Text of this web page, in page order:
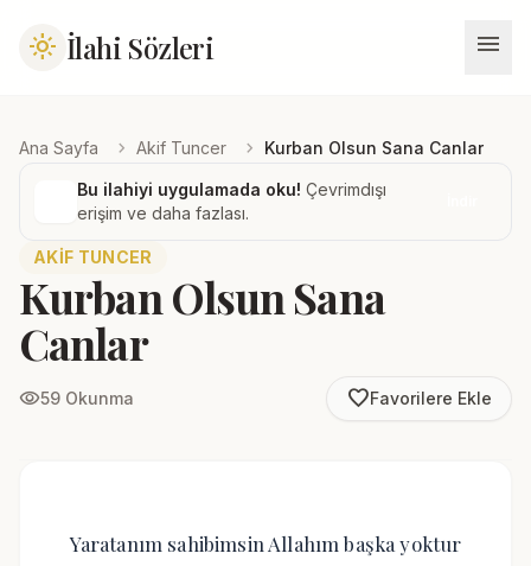
light_mode İlahi Sözleri menu
Ana Sayfa chevron_right Akif Tuncer chevron_right Kurban Olsun Sana Canlar
Bu ilahiyi uygulamada oku! Çevrimdışı
erişim ve daha fazlası.
AKIF TUNCER
Kurban Olsun Sana
Canlar
visibility59 Okunma favorite_borderFavorilere Ekle
Yaratanım sahibimsin Allahım başka yoktur